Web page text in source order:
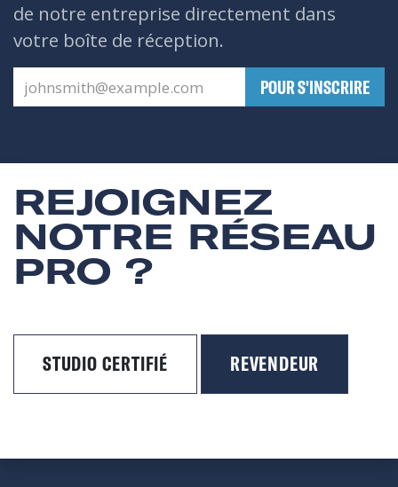
de notre entreprise directement dans
votre boîte de réception.
​POUR S'INSCRIRE
REJOIGNEZ
NOTRE RÉSEAU
PRO ?
STUDIO CERTIFIÉ REVENDEUR